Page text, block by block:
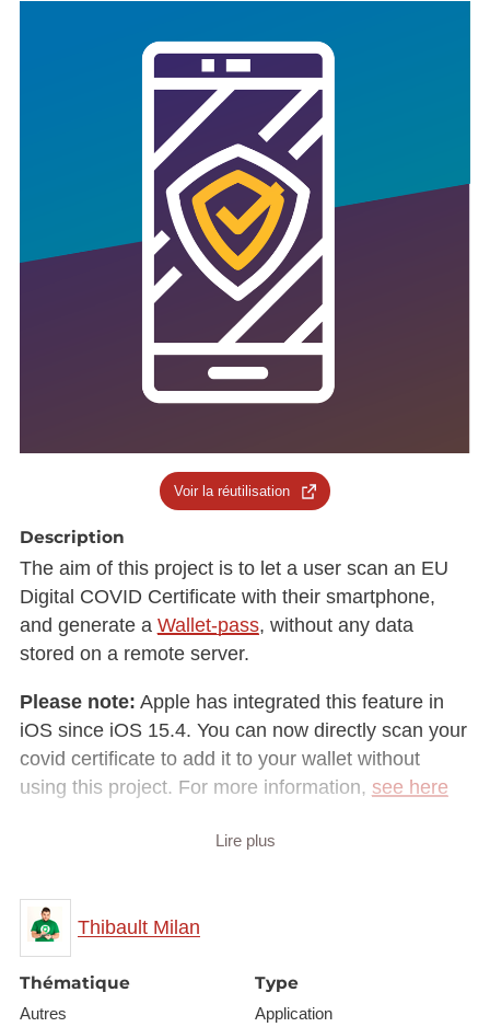
Voir la réutilisation
Description
The aim of this project is to let a user scan an EU
Digital COVID Certificate with their smartphone,
and generate a Wallet-pass, without any data
stored on a remote server.
Please note: Apple has integrated this feature in
iOS since iOS 15.4. You can now directly scan your
covid certificate to add it to your wallet without
using this project. For more information, see here
We are deploying a stable-ish version online
bugs, please reach us here or on social media 😃 .
You can also browse the open issues to see if we
already spotted that bug. And if you have any
improvement idea, it's also possible to send us your
Lire plus
Thibault Milan
Thématique
Autres
Type
Application